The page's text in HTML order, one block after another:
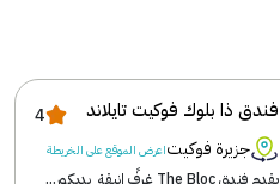
فندق ذا بلوك فوكيت تايلاند
4
جزيرة فوكيتاعرض الموقع على الخريطة
يقدم فندق The Bloc غرفً انيقة بديكور...